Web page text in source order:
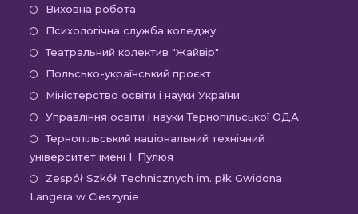
Виховна робота
в
новій
вкладці
Психологічна служба коледжуВідкриється
в
вкладці
Театральний колектив "Жайвір"
новій
вкладці
Польсько-український проєктВідкриється
в
новій
вкладці
Міністерство освіти і науки України
в
новій
Управління освіти і науки Тернопільської ОДА
Тернопільський національний технічний
університет імені І. Пулюя
Zespół Szkół Technicznych im. płk Gwidona
Langera w Cieszynie